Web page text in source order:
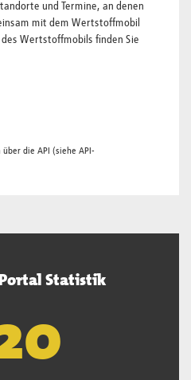
und Termine, an denen
mit dem Wertstoffmobil
Wertstoffmobils finden Sie
über die API (siehe API-
Statistik